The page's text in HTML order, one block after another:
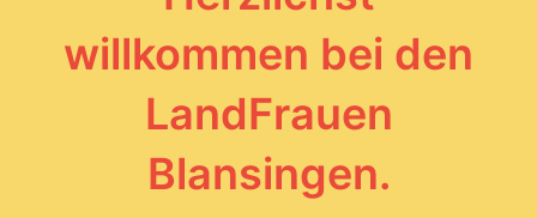
willkommen bei den
LandFrauen
Blansingen.